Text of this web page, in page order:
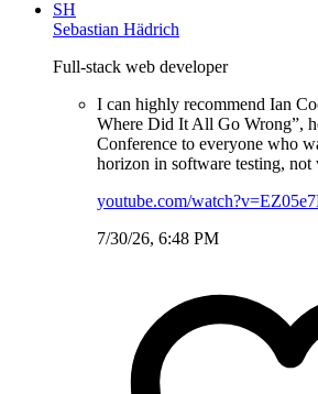
SH
Sebastian Hädrich
Full-stack web developer
I can highly recommend Ian
Where Did It All Go Wrong”,
Conference to everyone who
horizon in software testing, not
youtube.com/
7/30/26, 6:48 PM